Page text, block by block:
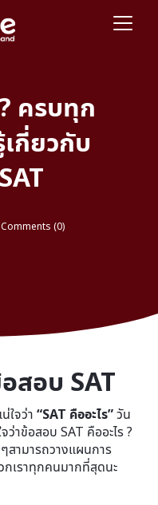
ครบทุก
กี่ยวกับ
Comments (0)
บทุกข้อมูล
สอบ SAT
จว่า “SAT คืออะไร”วัน
ว่าข้อสอบ SAT คืออะไร ?
สามารถวางแผนการ
เราทุกคนมากที่สุดนะ